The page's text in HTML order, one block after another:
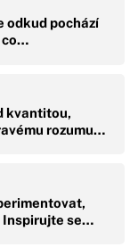
odkud pochází
co…
kvantitou,
rozumu…
Inspirujte se…